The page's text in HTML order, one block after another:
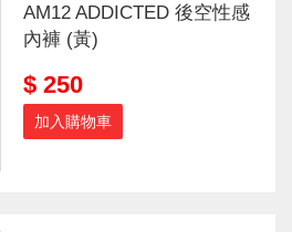
AM12 ADDICTED 後空性感
內褲 (黃)
$ 250
加入購物車